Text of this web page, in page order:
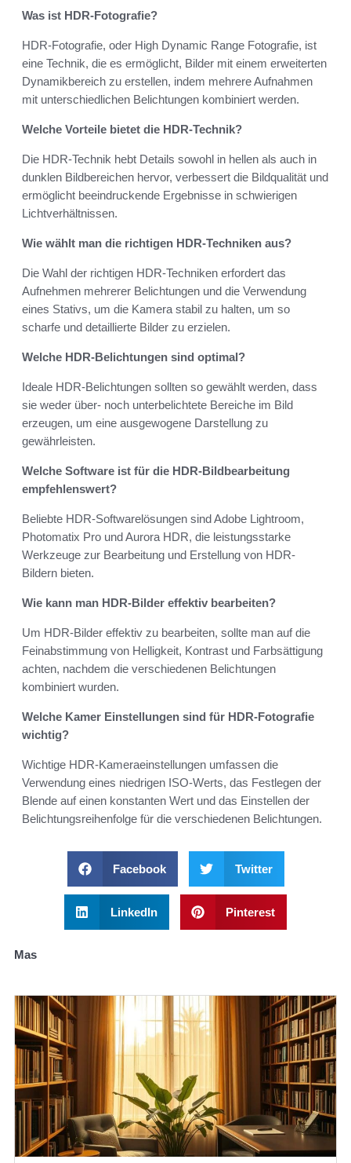
Was ist HDR-Fotografie?
HDR-Fotografie, oder High Dynamic Range Fotografie, ist
eine Technik, die es ermöglicht, Bilder mit einem erweiterten
Dynamikbereich zu erstellen, indem mehrere Aufnahmen
mit unterschiedlichen Belichtungen kombiniert werden.
Welche Vorteile bietet die HDR-Technik?
Die HDR-Technik hebt Details sowohl in hellen als auch in
dunklen Bildbereichen hervor, verbessert die Bildqualität und
ermöglicht beeindruckende Ergebnisse in schwierigen
Lichtverhältnissen.
Wie wählt man die richtigen HDR-Techniken aus?
Die Wahl der richtigen HDR-Techniken erfordert das
Aufnehmen mehrerer Belichtungen und die Verwendung
eines Stativs, um die Kamera stabil zu halten, um so
scharfe und detaillierte Bilder zu erzielen.
Welche HDR-Belichtungen sind optimal?
Ideale HDR-Belichtungen sollten so gewählt werden, dass
sie weder über- noch unterbelichtete Bereiche im Bild
erzeugen, um eine ausgewogene Darstellung zu
gewährleisten.
Welche Software ist für die HDR-Bildbearbeitung
empfehlenswert?
Beliebte HDR-Softwarelösungen sind Adobe Lightroom,
Photomatix Pro und Aurora HDR, die leistungsstarke
Werkzeuge zur Bearbeitung und Erstellung von HDR-
Bildern bieten.
Wie kann man HDR-Bilder effektiv bearbeiten?
Um HDR-Bilder effektiv zu bearbeiten, sollte man auf die
Feinabstimmung von Helligkeit, Kontrast und Farbsättigung
achten, nachdem die verschiedenen Belichtungen
kombiniert wurden.
Welche Kamer Einstellungen sind für HDR-Fotografie
wichtig?
Wichtige HDR-Kameraeinstellungen umfassen die
Verwendung eines niedrigen ISO-Werts, das Festlegen der
Blende auf einen konstanten Wert und das Einstellen der
Belichtungsreihenfolge für die verschiedenen Belichtungen.
Facebook Twitter
LinkedIn Pinterest
Mas